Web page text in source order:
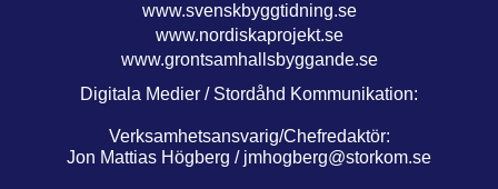
www.svenskbyggtidning.se
www.nordiskaprojekt.se
www.grontsamhallsbyggande.se
Digitala Medier / Stordåhd Kommunikation:
Verksamhetsansvarig/Chefredaktör:
Jon Mattias Högberg / jmhogberg@storkom.se